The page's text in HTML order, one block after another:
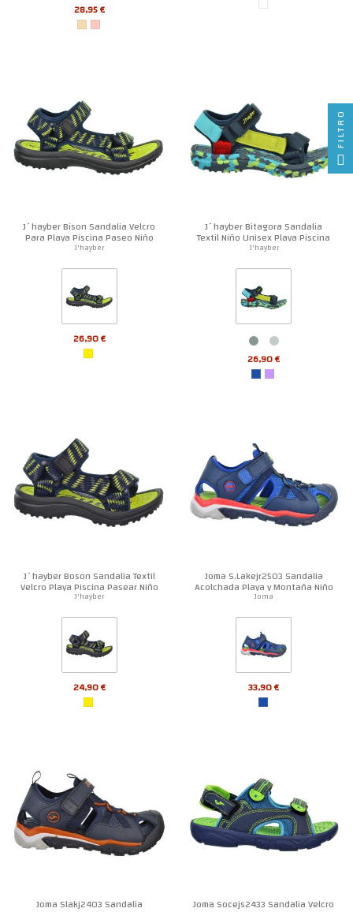
28,95 €
J´hayber Bison Sandalia Velcro
Para Playa Piscina Paseo Niño
J'hayber
26,90 €
J´hayber Bitagora Sandalia
Textil Niño Unisex Playa Piscina
J'hayber
26,90 €
J´hayber Boson Sandalia Textil
Velcro Playa Piscina Pasear Niño
J'hayber
24,90 €
Joma S.Lakejr2503 Sandalia
Acolchada Playa y Montaña Niño
Joma
33,90 €
Joma Slakj2403 Sandalia Joma Socejs2433 Sandalia Velcro
FILTRO